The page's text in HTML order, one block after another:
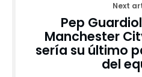
Next
Pep
Manchester
sería su último
del